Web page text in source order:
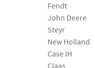
Fendt
John Deere
Steyr
New Holland
Case IH
Claas